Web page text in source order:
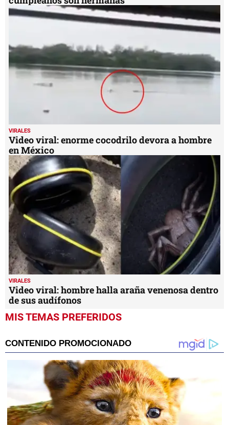
VIRALES
Video viral: enorme cocodrilo devora a hombre
en México
VIRALES
Video viral: hombre halla araña venenosa dentro
de sus audífonos
MIS TEMAS PREFERIDOS